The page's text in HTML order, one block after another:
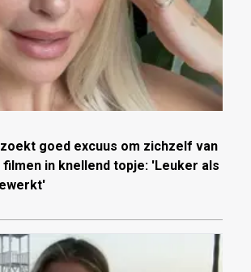
zoekt goed excuus om zichzelf van
in knellend topje: 'Leuker als